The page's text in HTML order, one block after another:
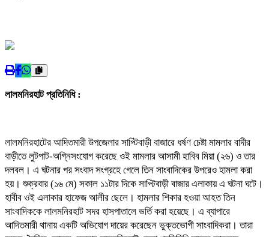
লালমনিরহাট প্রতিনিধি :
লালমনিরহাটের আদিতমারী উপজেলার সাপ্টিবাড়ী বাজারে ধর্ষণ চেষ্টা মামলার বাদীর
বাড়ীতে লুটপাট-অগ্নিসংযোগ করেছে ওই মামলার আসামী হাবিব মিয়া (২৬) ও তার
দলবল। এ ঘটনার পর সংবাদ সংগ্রহে গেলে তিন সাংবাদিকের উপরেও হামলা করা
হয়। শুক্রবার (১৬ মে) সকাল ১১টার দিকে সাপ্টিবাড়ী বাজার এলাকায় এ ঘটনা ঘটে।
হাবীব ওই এলাকার হাফেজ আলীর ছেলে। হামলার শিকার হ‌ওয়া আহত তিন
সাংবাদিককে লালমনিরহাট সদর হাসপাতালে ভর্তি করা হয়েছে। এ ব্যাপারে
আদিতমারী থানায় একটি অভিযোগ দায়ের করেছেন ভুক্তভোগী সাংবাদিকরা। তারা